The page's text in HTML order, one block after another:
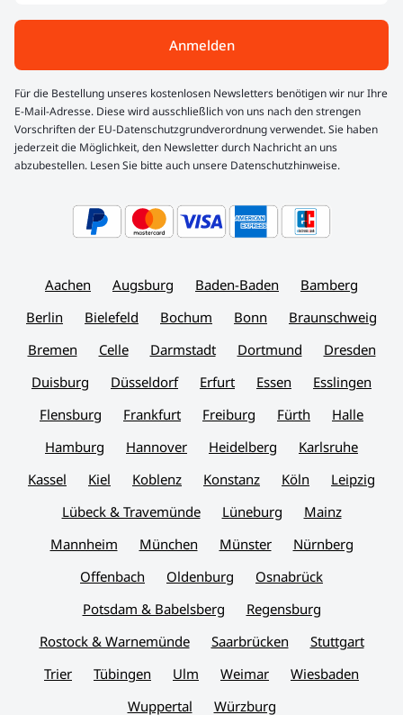
Anmelden
Für die Bestellung unseres kostenlosen Newsletters benötigen wir nur Ihre
E-Mail-Adresse. Diese wird ausschließlich von uns nach den strengen
Vorschriften der EU-Datenschutzgrundverordnung verwendet. Sie haben
jederzeit die Möglichkeit, den Newsletter durch Nachricht an uns
abzubestellen. Lesen Sie bitte auch unsere Datenschutzhinweise.
Aachen Augsburg Baden-Baden
Bamberg
Berlin
Bielefeld Bochum Bonn
Braunschweig
Bremen
Celle Darmstadt Dortmund
Dresden
Duisburg
Düsseldorf Erfurt Essen
Esslingen
Flensburg
Frankfurt Freiburg Fürth
Halle
Hamburg
Hannover Heidelberg
Karlsruhe
Kassel
Kiel Koblenz Konstanz Köln
Leipzig
Lübeck & Travemünde
Lüneburg
Mainz
Mannheim
München Münster
Nürnberg
Offenbach
Oldenburg
Osnabrück
Potsdam & Babelsberg
Regensburg
Rostock & Warnemünde
Saarbrücken
Stuttgart
Trier
Tübingen Ulm Weimar
Wiesbaden
Wuppertal
Würzburg